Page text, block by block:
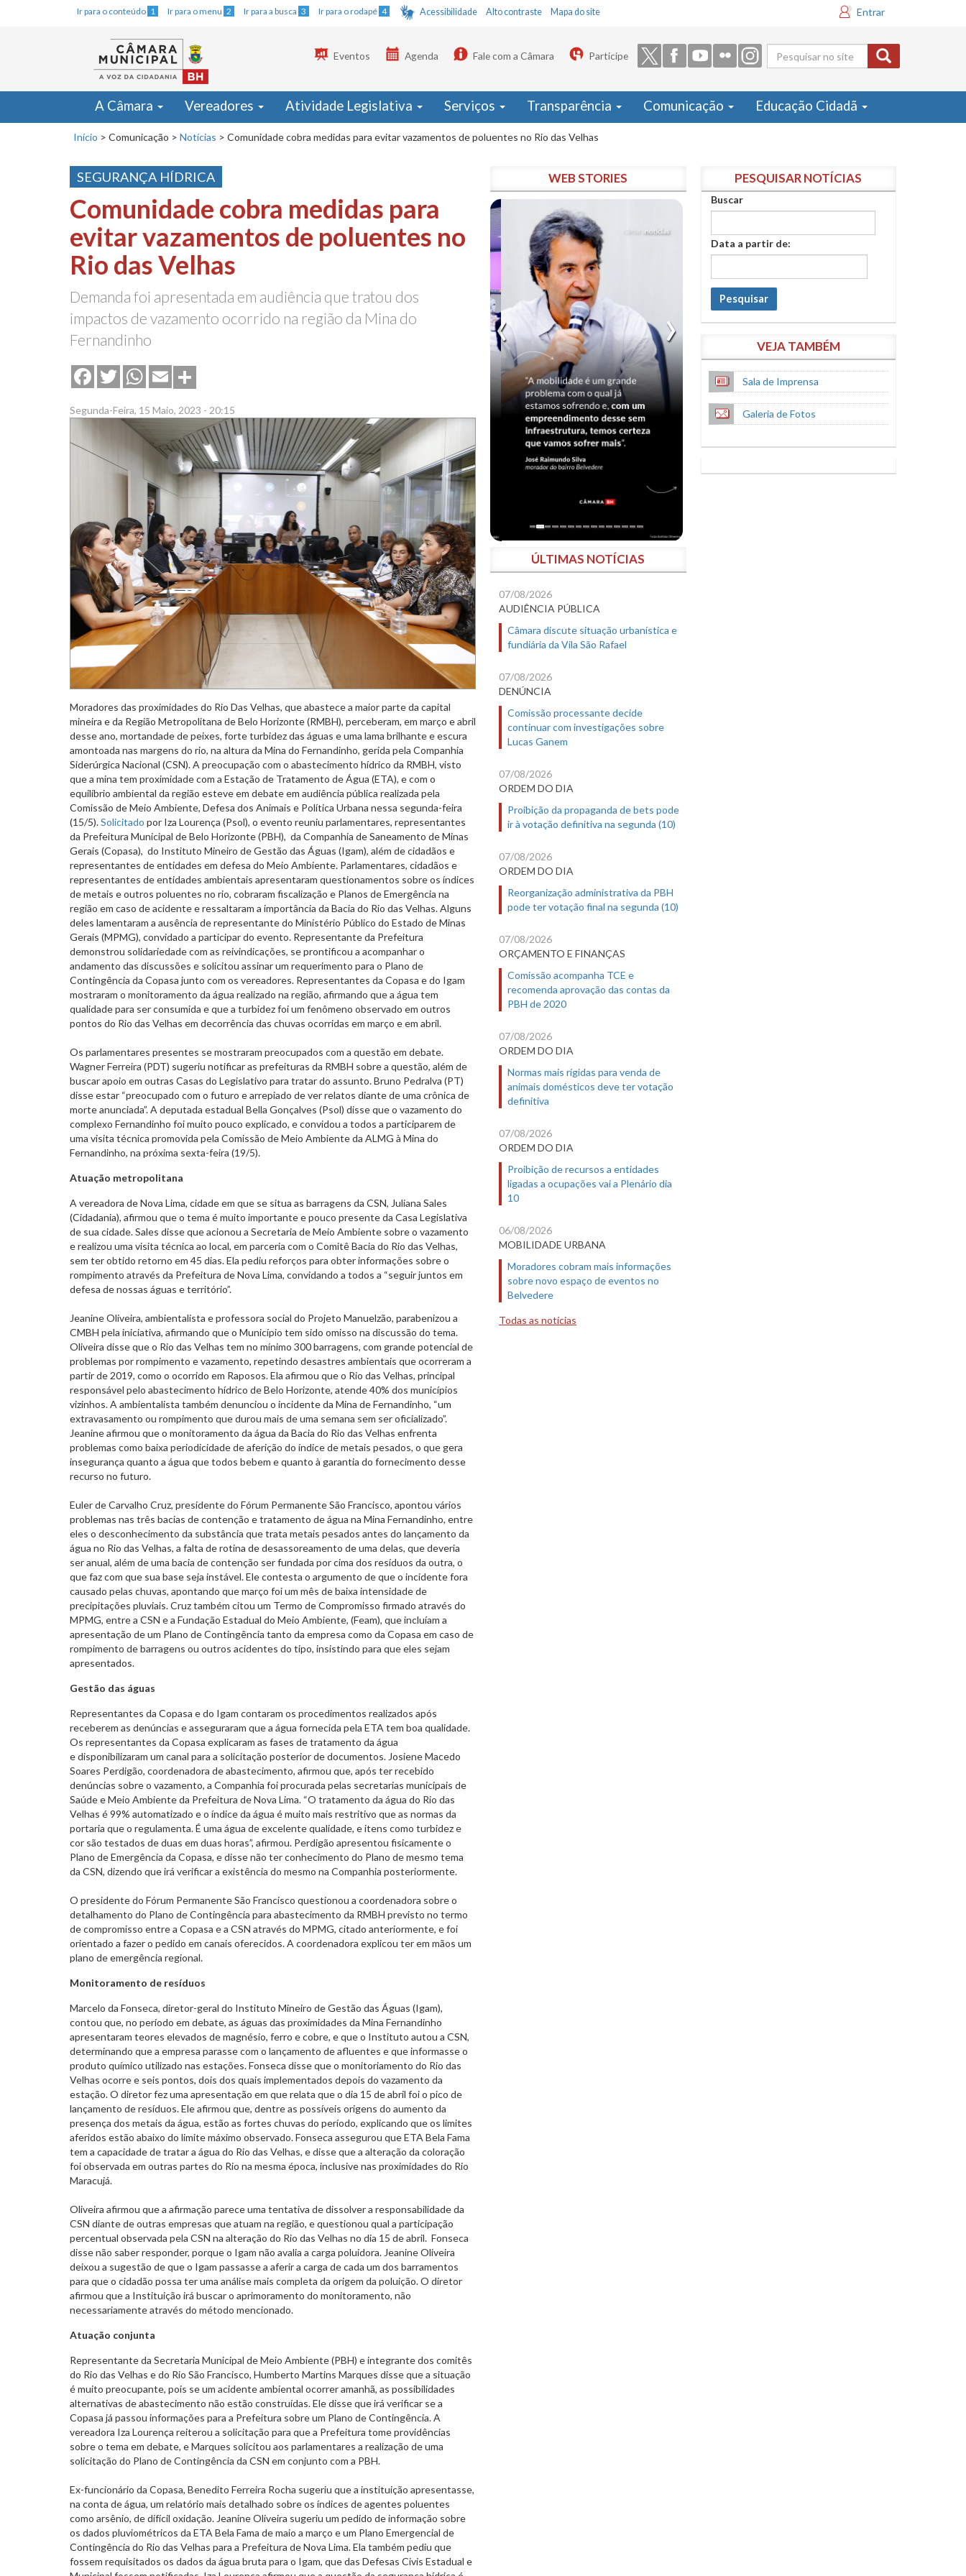
Ir para o conteúdo 1 Ir para o menu 2 Ir para a busca 3 Ir para o rodapé 4 Acessibilidade Alto contraste Mapa do site Entrar
Formulário
de busca
Eventos Agenda Fale com a Câmara Participe
A Câmara Vereadores Atividade Legislativa Serviços Transparência Comunicação Educação Cidadã
Início > Comunicação > Notícias > Comunidade cobra medidas para evitar vazamentos de poluentes no Rio das Velhas
SEGURANÇA HÍDRICA
Comunidade cobra medidas para
evitar vazamentos de poluentes no
Rio das Velhas
Demanda foi apresentada em audiência que tratou dos
impactos de vazamento ocorrido na região da Mina do
Fernandinho
FacebookTwitterWhatsApp
Email
Segunda-Feira, 15 Maio, 2023 - 20:15
Moradores das proximidades do Rio Das Velhas, que abastece a maior parte da capital
mineira e da Região Metropolitana de Belo Horizonte (RMBH), perceberam, em março e abril
desse ano, mortandade de peixes, forte turbidez das águas e uma lama brilhante e escura
amontoada nas margens do rio, na altura da Mina do Fernandinho, gerida pela Companhia
Siderúrgica Nacional (CSN). A preocupação com o abastecimento hídrico da RMBH, visto
que a mina tem proximidade com a Estação de Tratamento de Água (ETA), e com o
equilíbrio ambiental da região esteve em debate em audiência pública realizada pela
Comissão de Meio Ambiente, Defesa dos Animais e Política Urbana nessa segunda-feira
(15/5).Solicitado por Iza Lourença (Psol), o evento reuniu parlamentares, representantes
da Prefeitura Municipal de Belo Horizonte (PBH), da Companhia de Saneamento de Minas
Gerais (Copasa), do Instituto Mineiro de Gestão das Águas (Igam), além de cidadãos e
representantes de entidades em defesa do Meio Ambiente. Parlamentares, cidadãos e
representantes de entidades ambientais apresentaram questionamentos sobre os índices
de metais e outros poluentes no rio, cobraram fiscalização e Planos de Emergência na
região em caso de acidente e ressaltaram a importância da Bacia do Rio das Velhas. Alguns
deles lamentaram a ausência de representante do Ministério Público do Estado de Minas
Gerais (MPMG), convidado a participar do evento. Representante da Prefeitura
demonstrou solidariedade com as reivindicações, se prontificou a acompanhar o
andamento das discussões e solicitou assinar um requerimento para o Plano de
Contingência da Copasa junto com os vereadores. Representantes da Copasa e do Igam
mostraram o monitoramento da água realizado na região, afirmando que a água tem
qualidade para ser consumida e que a turbidez foi um fenômeno observado em outros
pontos do Rio das Velhas em decorrência das chuvas ocorridas em março e em abril.
Os parlamentares presentes se mostraram preocupados com a questão em debate.
Wagner Ferreira (PDT) sugeriu notificar as prefeituras da RMBH sobre a questão, além de
buscar apoio em outras Casas do Legislativo para tratar do assunto. Bruno Pedralva (PT)
disse estar “preocupado com o futuro e arrepiado de ver relatos diante de uma crônica de
morte anunciada”. A deputada estadual Bella Gonçalves (Psol) disse que o vazamento do
complexo Fernandinho foi muito pouco explicado, e convidou a todos a participarem de
uma visita técnica promovida pela Comissão de Meio Ambiente da ALMG à Mina do
Fernandinho, na próxima sexta-feira (19/5).
Atuação metropolitana
A vereadora de Nova Lima, cidade em que se situa as barragens da CSN, Juliana Sales
(Cidadania), afirmou que o tema é muito importante e pouco presente da Casa Legislativa
de sua cidade. Sales disse que acionou a Secretaria de Meio Ambiente sobre o vazamento
e realizou uma visita técnica ao local, em parceria com o Comitê Bacia do Rio das Velhas,
sem ter obtido retorno em 45 dias. Ela pediu reforços para obter informações sobre o
rompimento através da Prefeitura de Nova Lima, convidando a todos a “seguir juntos em
defesa de nossas águas e território”.
Jeanine Oliveira, ambientalista e professora social do Projeto Manuelzão, parabenizou a
CMBH pela iniciativa, afirmando que o Município tem sido omisso na discussão do tema.
Oliveira disse que o Rio das Velhas tem no mínimo 300 barragens, com grande potencial de
problemas por rompimento e vazamento, repetindo desastres ambientais que ocorreram a
partir de 2019, como o ocorrido em Raposos. Ela afirmou que o Rio das Velhas, principal
responsável pelo abastecimento hídrico de Belo Horizonte, atende 40% dos municípios
vizinhos. A ambientalista também denunciou o incidente da Mina de Fernandinho, “um
extravasamento ou rompimento que durou mais de uma semana sem ser oficializado”.
Jeanine afirmou que o monitoramento da água da Bacia do Rio das Velhas enfrenta
problemas como baixa periodicidade de aferição do índice de metais pesados, o que gera
insegurança quanto a água que todos bebem e quanto à garantia do fornecimento desse
recurso no futuro.
Euler de Carvalho Cruz, presidente do Fórum Permanente São Francisco, apontou vários
problemas nas três bacias de contenção e tratamento de água na Mina Fernandinho, entre
eles o desconhecimento da substância que trata metais pesados antes do lançamento da
água no Rio das Velhas, a falta de rotina de desassoreamento de uma delas, que deveria
ser anual, além de uma bacia de contenção ser fundada por cima dos resíduos da outra, o
que faz com que sua base seja instável. Ele contesta o argumento de que o incidente fora
causado pelas chuvas, apontando que março foi um mês de baixa intensidade de
precipitações pluviais. Cruz também citou um Termo de Compromisso firmado através do
MPMG, entre a CSN e a Fundação Estadual do Meio Ambiente, (Feam), que incluíam a
apresentação de um Plano de Contingência tanto da empresa como da Copasa em caso de
rompimento de barragens ou outros acidentes do tipo, insistindo para que eles sejam
apresentados.
Gestão das águas
Representantes da Copasa e do Igam contaram os procedimentos realizados após
receberem as denúncias e asseguraram que a água fornecida pela ETA tem boa qualidade.
Os representantes da Copasa explicaram as fases de tratamento da água
e disponibilizaram um canal para a solicitação posterior de documentos. Josiene Macedo
Soares Perdigão, coordenadora de abastecimento, afirmou que, após ter recebido
denúncias sobre o vazamento, a Companhia foi procurada pelas secretarias municipais de
Saúde e Meio Ambiente da Prefeitura de Nova Lima. “O tratamento da água do Rio das
Velhas é 99% automatizado e o índice da água é muito mais restritivo que as normas da
portaria que o regulamenta. É uma água de excelente qualidade, e itens como turbidez e
cor são testados de duas em duas horas”, afirmou. Perdigão apresentou fisicamente o
Plano de Emergência da Copasa, e disse não ter conhecimento do Plano de mesmo tema
da CSN, dizendo que irá verificar a existência do mesmo na Companhia posteriormente.
O presidente do Fórum Permanente São Francisco questionou a coordenadora sobre o
detalhamento do Plano de Contingência para abastecimento da RMBH previsto no termo
de compromisso entre a Copasa e a CSN através do MPMG, citado anteriormente, e foi
orientado a fazer o pedido em canais oferecidos. A coordenadora explicou ter em mãos um
plano de emergência regional.
Monitoramento de resíduos
Marcelo da Fonseca, diretor-geral do Instituto Mineiro de Gestão das Águas (Igam),
contou que, no período em debate, as águas das proximidades da Mina Fernandinho
apresentaram teores elevados de magnésio, ferro e cobre, e que o Instituto autou a CSN,
determinando que a empresa parasse com o lançamento de afluentes e que informasse o
produto químico utilizado nas estações. Fonseca disse que o monitoriamento do Rio das
Velhas ocorre e seis pontos, dois dos quais implementados depois do vazamento da
estação. O diretor fez uma apresentação em que relata que o dia 15 de abril foi o pico de
lançamento de resíduos. Ele afirmou que, dentre as possíveis origens do aumento da
presença dos metais da água, estão as fortes chuvas do período, explicando que os limites
aferidos estão abaixo do limite máximo observado. Fonseca assegurou que ETA Bela Fama
tem a capacidade de tratar a água do Rio das Velhas, e disse que a alteração da coloração
foi observada em outras partes do Rio na mesma época, inclusive nas proximidades do Rio
Maracujá.
Oliveira afirmou que a afirmação parece uma tentativa de dissolver a responsabilidade da
CSN diante de outras empresas que atuam na região, e questionou qual a participação
percentual observada pela CSN na alteração do Rio das Velhas no dia 15 de abril. Fonseca
disse não saber responder, porque o Igam não avalia a carga poluidora. Jeanine Oliveira
deixou a sugestão de que o Igam passasse a aferir a carga de cada um dos barramentos
para que o cidadão possa ter uma análise mais completa da origem da poluição. O diretor
afirmou que a Instituição irá buscar o aprimoramento do monitoramento, não
necessariamente através do método mencionado.
Atuação conjunta
Representante da Secretaria Municipal de Meio Ambiente (PBH) e integrante dos comitês
do Rio das Velhas e do Rio São Francisco, Humberto Martins Marques disse que a situação
é muito preocupante, pois se um acidente ambiental ocorrer amanhã, as possibilidades
alternativas de abastecimento não estão construídas. Ele disse que irá verificar se a
Copasa já passou informações para a Prefeitura sobre um Plano de Contingência. A
vereadora Iza Lourença reiterou a solicitação para que a Prefeitura tome providências
sobre o tema em debate, e Marques solicitou aos parlamentares a realização de uma
solicitação do Plano de Contingência da CSN em conjunto com a PBH.
Ex-funcionário da Copasa, Benedito Ferreira Rocha sugeriu que a instituição apresentasse,
na conta de água, um relatório mais detalhado sobre os índices de agentes poluentes
como arsênio, de difícil oxidação. Jeanine Oliveira sugeriu um pedido de informação sobre
os dados pluviométricos da ETA Bela Fama de maio a março e um Plano Emergencial de
Contingência do Rio das Velhas para a Prefeitura de Nova Lima. Ela também pediu que
fossem requisitados os dados da água bruta para o Igam, que das Defesas Civis Estadual e
WEB STORIES
ÚLTIMAS NOTÍCIAS
07/08/2026
AUDIÊNCIA PÚBLICA
Câmara discute situação urbanística e
fundiária da Vila São Rafael
07/08/2026
DENÚNCIA
Comissão processante decide
continuar com investigações sobre
Lucas Ganem
07/08/2026
ORDEM DO DIA
Proibição da propaganda de bets pode
ir à votação definitiva na segunda (10)
07/08/2026
ORDEM DO DIA
Reorganização administrativa da PBH
pode ter votação final na segunda (10)
07/08/2026
ORÇAMENTO E FINANÇAS
Comissão acompanha TCE e
recomenda aprovação das contas da
PBH de 2020
07/08/2026
ORDEM DO DIA
Normas mais rígidas para venda de
animais domésticos deve ter votação
definitiva
07/08/2026
ORDEM DO DIA
Proibição de recursos a entidades
ligadas a ocupações vai a Plenário dia
10
06/08/2026
MOBILIDADE URBANA
Moradores cobram mais informações
sobre novo espaço de eventos no
Belvedere
Todas as notícias
PESQUISAR NOTÍCIAS
Buscar
Data a partir de:
Pesquisar
VEJA TAMBÉM
Sala de Imprensa
Galeria de Fotos